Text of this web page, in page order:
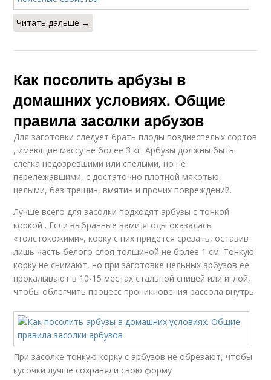
Читать дальше →
Как посолить арбузы в
домашних условиях. Общие
правила засолки арбузов
Для заготовки следует брать плоды позднеспелых сортов
, имеющие массу не более 3 кг. Арбузы должны быть
слегка недозревшими или спелыми, но не
перележавшими, с достаточно плотной мякотью,
целыми, без трещин, вмятин и прочих повреждений.
Лучше всего для засолки подходят арбузы с тонкой
коркой . Если выбранные вами ягоды оказалась
«толстокожими», корку с них придется срезать, оставив
лишь часть белого слоя толщиной не более 1 см. Тонкую
корку не снимают, но при заготовке цельных арбузов ее
прокалывают в 10-15 местах стальной спицей или иглой,
чтобы облегчить процесс проникновения рассола внутрь.
При засолке тонкую корку с арбузов не обрезают, чтобы
кусочки лучше сохраняли свою форму